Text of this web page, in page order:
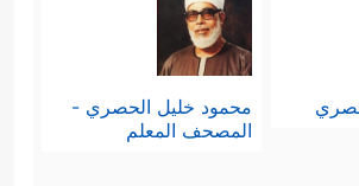
محمود خليل الحصري -
المصحف المعلم